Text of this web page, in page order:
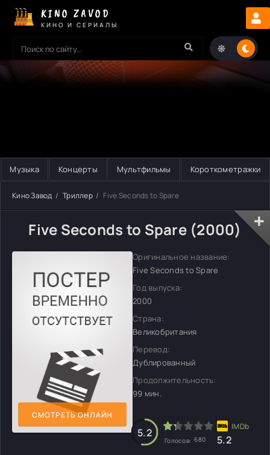
KINO ZAVOD
КИНО И СЕРИАЛЫ
Музыка Концерты Мультфильмы Короткометражки
Кино Завод Триллер Five Seconds to Spare
Five Seconds to Spare (2000)
СМОТРЕТЬ ОНЛАЙН
Оригинальное название:
Five Seconds to Spare
Год выпуска:
2000
Страна:
Великобритания
Перевод:
Дублированный
Продолжительность:
99 мин.
5.2
Голосов: 680 5.2